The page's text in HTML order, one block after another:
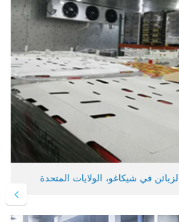
في شيكاغو، الولايات المتحدة